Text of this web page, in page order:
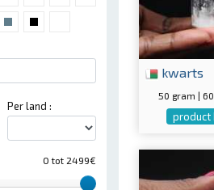
Per land :
0 tot 2499€
kwarts
50 gram |
product